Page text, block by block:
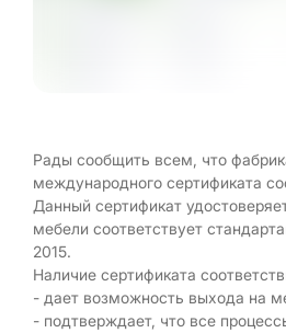
Рады сообщить всем, что
международного сертификата
Данный сертификат
мебели соответствует
2015.
Наличие сертификата
- дает возможность выхода на
- подтверждает, что все